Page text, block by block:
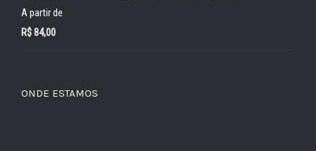
A partir de
R$84,00
ONDE ESTAMOS